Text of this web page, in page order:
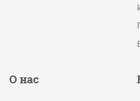
О нас